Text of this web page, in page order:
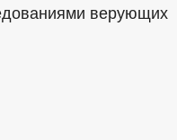
верующих